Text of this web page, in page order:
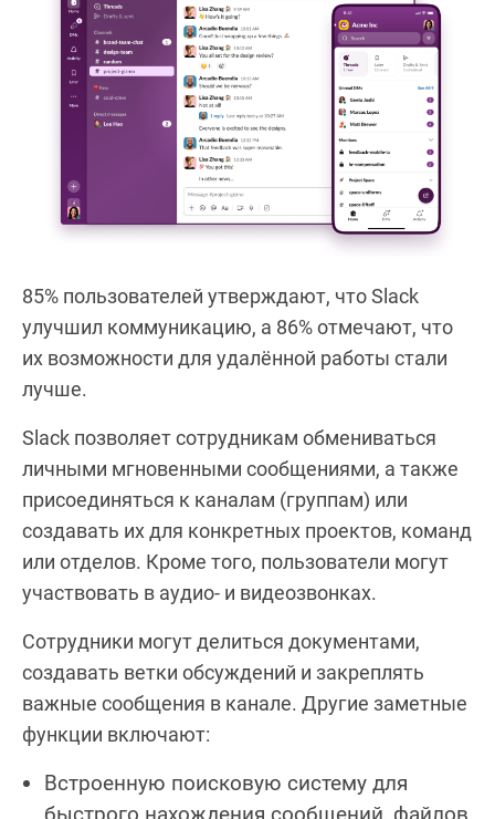
85% пользователей утверждают, что Slack
улучшил коммуникацию, а 86% отмечают, что
их возможности для удалённой работы стали
лучше.
Slack позволяет сотрудникам обмениваться
личными мгновенными сообщениями, а также
присоединяться к каналам (группам) или
создавать их для конкретных проектов, команд
или отделов. Кроме того, пользователи могут
участвовать в аудио- и видеозвонках.
Сотрудники могут делиться документами,
создавать ветки обсуждений и закреплять
важные сообщения в канале. Другие заметные
функции включают:
Встроенную поисковую систему для
быстрого нахождения сообщений, файлов,